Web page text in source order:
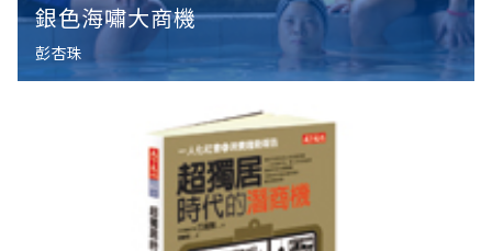
銀色海嘯大商機
彭杏珠